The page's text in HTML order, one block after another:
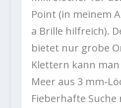
Point (in meinem
a Brille hilfreich).
bietet nur grobe
Klettern kann
Meer aus 3 mm-
Fieberhafte Suche